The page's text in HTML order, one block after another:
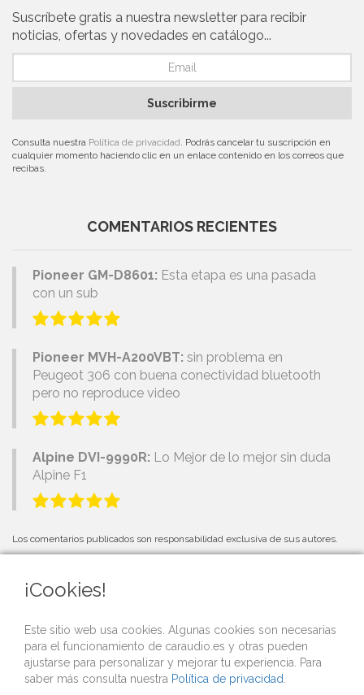
Suscríbete gratis a nuestra newsletter para recibir
noticias, ofertas y novedades en catálogo...
Suscribirme
Consulta nuestra Política de privacidad. Podrás cancelar tu suscripción en
cualquier momento haciendo clic en un enlace contenido en los correos que
recibas.
COMENTARIOS RECIENTES
Pioneer GM-D8601: Esta etapa es una pasada
con un sub
Pioneer MVH-A200VBT: sin problema en
Peugeot 306 con buena conectividad bluetooth
pero no reproduce video
Alpine DVI-9990R: Lo Mejor de lo mejor sin duda
Alpine F1
Los comentarios publicados son responsabilidad exclusiva de sus autores.
Si organizas una competición o evento de car audio y quieres que lo
publicitemos gratis desde nuestra web,contacta con nosotros.
¡Cookies!
Este sitio web usa cookies. Algunas cookies son necesarias
para el funcionamiento de caraudio.es y otras pueden
ajustarse para personalizar y mejorar tu experiencia. Para
saber más consulta nuestra Política de privacidad